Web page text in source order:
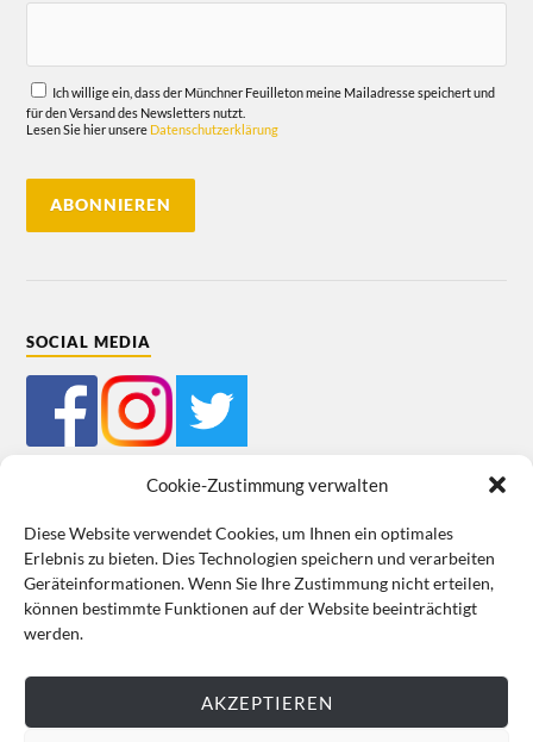
Cookie-Zustimmung verwalten
Diese Website verwendet Cookies, um Ihnen ein optimales
Erlebnis zu bieten. Dies Technologien speichern und verarbeiten
Geräteinformationen. Wenn Sie Ihre Zustimmung nicht erteilen,
können bestimmte Funktionen auf der Website beeinträchtigt
werden.
AKZEPTIEREN
Ich willige ein, dass der Münchner Feuilleton meine Mailadresse speichert und
für den Versand des Newsletters nutzt.
Lesen Sie hier unsere Datenschutzerklärung
SOCIAL MEDIA
Mein Bestellkonto Kundeninformationen Datenschutz
Cookie-Richtlinie (EU) Impressum
VERTRAG WIDERRUFEN